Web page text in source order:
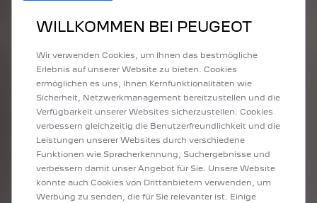
WILLKOMMEN BEI PEUGEOT
Wir verwenden Cookies, um Ihnen das bestmögliche
Erlebnis auf unserer Website zu bieten. Cookies
ermöglichen es uns, Ihnen Kernfunktionalitäten wie
Sicherheit, Netzwerkmanagement bereitzustellen und die
Verfügbarkeit unserer Websites sicherzustellen. Cookies
verbessern gleichzeitig die Benutzerfreundlichkeit und die
Leistungen unserer Websites durch verschiedene
Funktionen wie Spracherkennung, Suchergebnisse und
verbessern damit unser Angebot für Sie. Unsere Website
könnte auch Cookies von Drittanbietern verwenden, um
Werbung zu senden, die für Sie relevanter ist. Einige